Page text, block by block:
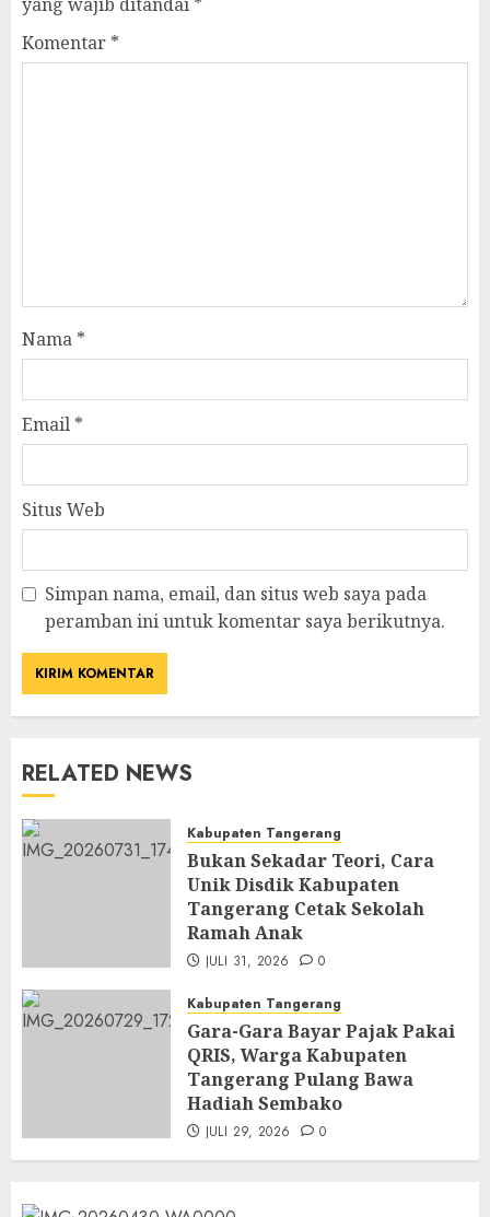
Komentar *
Nama *
Email *
Situs Web
Simpan nama, email, dan situs web saya pada
peramban ini untuk komentar saya berikutnya.
RELATED NEWS
Kabupaten Tangerang
Bukan Sekadar Teori, Cara
Unik Disdik Kabupaten
Tangerang Cetak Sekolah
Ramah Anak
JULI 31, 2026 0
Kabupaten Tangerang
Gara-Gara Bayar Pajak Pakai
QRIS, Warga Kabupaten
Tangerang Pulang Bawa
Hadiah Sembako
JULI 29, 2026 0